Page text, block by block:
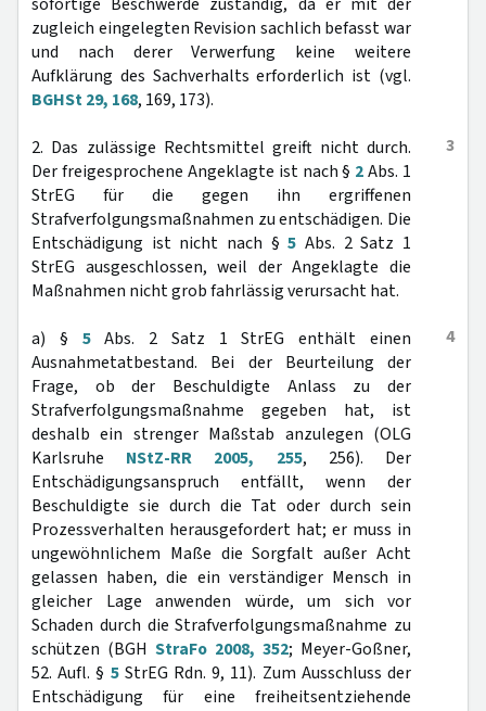
zugleich eingelegten Revision sachlich befasst war
und nach derer Verwerfung keine weitere
Aufklärung des Sachverhalts erforderlich ist (vgl.
BGHSt 29, 168, 169, 173).
3
2. Das zulässige Rechtsmittel greift nicht durch.
Der freigesprochene Angeklagte ist nach § 2Abs. 1
StrEG für die gegen ihn ergriffenen
Strafverfolgungsmaßnahmen zu entschädigen. Die
Entschädigung ist nicht nach §5 Abs. 2 Satz 1
StrEG ausgeschlossen, weil der Angeklagte die
Maßnahmen nicht grob fahrlässig verursacht hat.
4
a) § 5Abs. 2 Satz 1 StrEG enthält einen
Ausnahmetatbestand. Bei der Beurteilung der
Frage, ob der Beschuldigte Anlass zu der
Strafverfolgungsmaßnahme gegeben hat, ist
deshalb ein strenger Maßstab anzulegen (OLG
Karlsruhe NStZ-RR 2005, 255, 256). Der
Entschädigungsanspruch entfällt, wenn der
Beschuldigte sie durch die Tat oder durch sein
Prozessverhalten herausgefordert hat; er muss in
ungewöhnlichem Maße die Sorgfalt außer Acht
gelassen haben, die ein verständiger Mensch in
gleicher Lage anwenden würde, um sich vor
Schaden durch die Strafverfolgungsmaßnahme zu
schützen (BGH StraFo 2008, 352; Meyer-Goßner,
52. Aufl. § 5StrEG Rdn. 9, 11). Zum Ausschluss der
Entschädigung für eine freiheitsentziehende